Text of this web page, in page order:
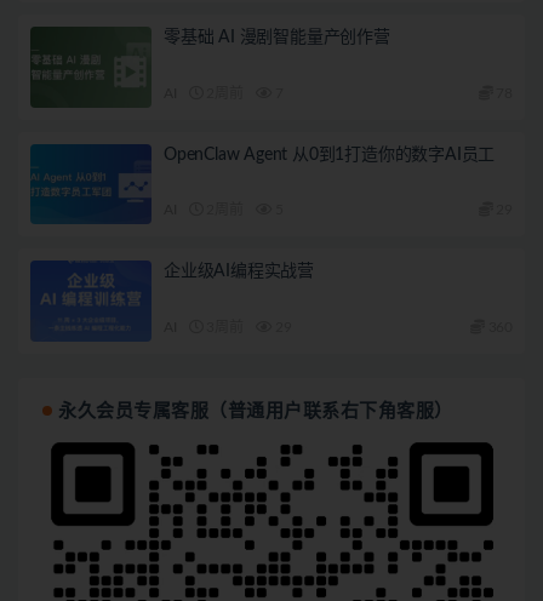
零基础 AI 漫剧智能量产创作营
OpenClaw Agent 从0到1打造你的数字AI员工
企业级AI编程实战营
永久会员专属客服（普通用户联系右下角客服）